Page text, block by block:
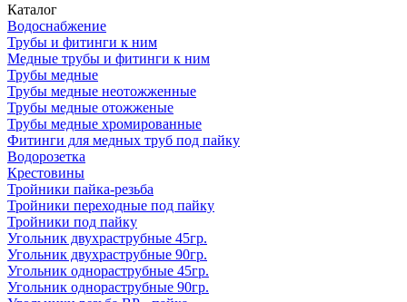
Каталог
Водоснабжение
Трубы и фитинги к ним
Медные трубы и фитинги к ним
Трубы медные
Трубы медные неотожженные
Трубы медные отожженые
Трубы медные хромированные
Фитинги для медных труб под пайку
Водорозетка
Крестовины
Тройники пайка-резьба
Тройники переходные под пайку
Тройники под пайку
Угольник двухраструбные 45гр.
Угольник двухраструбные 90гр.
Угольник однораструбные 45гр.
Угольник однораструбные 90гр.